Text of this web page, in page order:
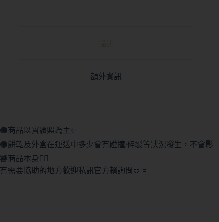
額外資訊
🟠商品以實體照為主✨
🟠餅乾及外盒在運送中多少會有碰撞/碎裂等狀況發生，不會影
響商品本身🙇‍♀️
有需要協助的地方歡迎私訊官方賴詢問🫶🏻